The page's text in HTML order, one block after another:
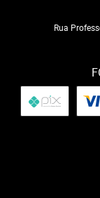
Rua